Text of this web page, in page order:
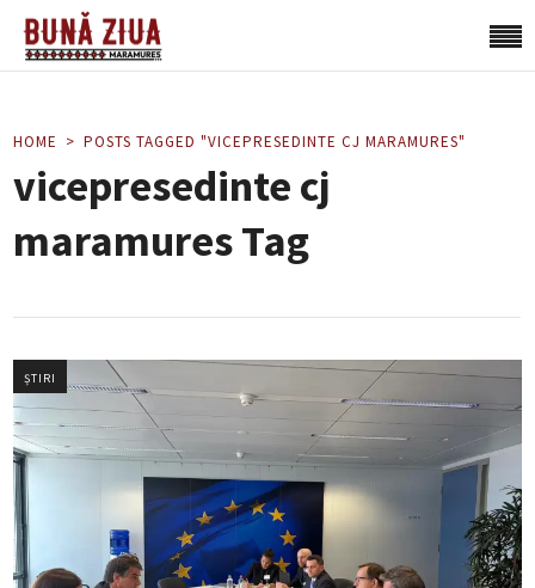
HOME POSTS TAGGED "VICEPRESEDINTE CJ MARAMURES"
vicepresedinte cj
maramures Tag
ȘTIRI